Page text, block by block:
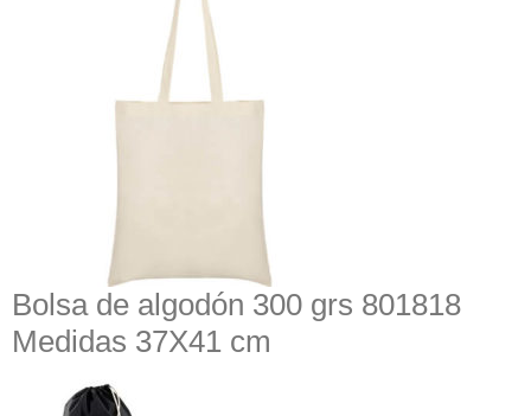
Bolsa de algodón 300 grs 801818
Medidas 37X41 cm